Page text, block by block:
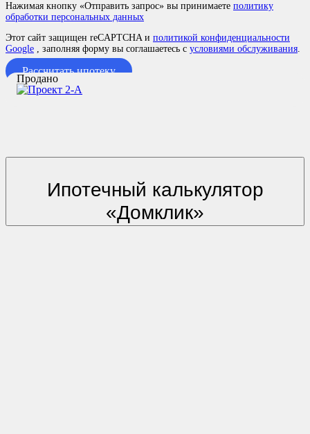
Нажимая кнопку «Отправить запрос» вы принимаете политику
обработки персональных данных
Этот сайт защищен reCAPTCHA и политикой конфиденциальности
Google , заполняя форму вы соглашаетесь с условиями обслуживания.
Рассчитать ипотеку
Продано
Ипотечный калькулятор
«Домклик»